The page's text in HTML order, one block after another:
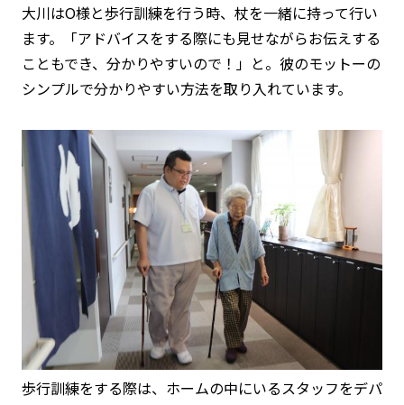
大川はO様と歩行訓練を行う時、杖を一緒に持って行い
ます。「アドバイスをする際にも見せながらお伝えする
こともでき、分かりやすいので！」と。彼のモットーの
シンプルで分かりやすい方法を取り入れています。
歩行訓練をする際は、ホームの中にいるスタッフをデパ